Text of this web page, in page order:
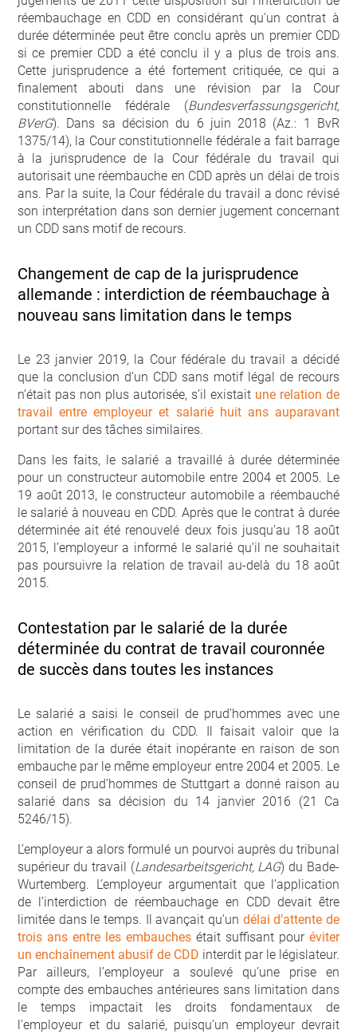
réembauchage en CDD en considérant qu’un contrat à
durée déterminée peut être conclu après un premier CDD
si ce premier CDD a été conclu il y a plus de trois ans.
Cette jurisprudence a été fortement critiquée, ce qui a
finalement abouti dans une révision par la Cour
constitutionnelle fédérale (Bundesverfassungsgericht,
BVerG). Dans sa décision du 6 juin 2018 (Az.: 1 BvR
1375/14), la Cour constitutionnelle fédérale a fait barrage
à la jurisprudence de la Cour fédérale du travail qui
autorisait une réembauche en CDD après un délai de trois
ans. Par la suite, la Cour fédérale du travail a donc révisé
son interprétation dans son dernier jugement concernant
un CDD sans motif de recours.
Changement de cap de la jurisprudence
allemande : interdiction de réembauchage à
nouveau sans limitation dans le temps
Le 23 janvier 2019, la Cour fédérale du travail a décidé
que la conclusion d’un CDD sans motif légal de recours
n’était pas non plus autorisée, s’il existait une relation de
travail entre employeur et salarié huit ans auparavant
portant sur des tâches similaires.
Dans les faits, le salarié a travaillé à durée déterminée
pour un constructeur automobile entre 2004 et 2005. Le
19 août 2013, le constructeur automobile a réembauché
le salarié à nouveau en CDD. Après que le contrat à durée
déterminée ait été renouvelé deux fois jusqu’au 18 août
2015, l’employeur a informé le salarié qu’il ne souhaitait
pas poursuivre la relation de travail au-delà du 18 août
2015.
Contestation par le salarié de la durée
déterminée du contrat de travail couronnée
de succès dans toutes les instances
Le salarié a saisi le conseil de prud’hommes avec une
action en vérification du CDD. Il faisait valoir que la
limitation de la durée était inopérante en raison de son
embauche par le même employeur entre 2004 et 2005. Le
conseil de prud’hommes de Stuttgart a donné raison au
salarié dans sa décision du 14 janvier 2016 (21 Ca
5246/15).
L’employeur a alors formulé un pourvoi auprès du tribunal
supérieur du travail (Landesarbeitsgericht, LAG) du Bade-
Wurtemberg. L’employeur argumentait que l’application
de l’interdiction de réembauchage en CDD devait être
limitée dans le temps. Il avançait qu’un délai d’attente de
trois ans entre les embauches était suffisant pour éviter
un enchaînement abusif de CDD interdit par le législateur.
Par ailleurs, l’employeur a soulevé qu’une prise en
compte des embauches antérieures sans limitation dans
le temps impactait les droits fondamentaux de
l’employeur et du salarié, puisqu’un employeur devrait